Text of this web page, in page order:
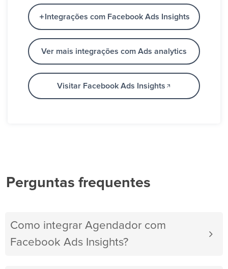
Integrações com Facebook Ads Insights
Ver mais integrações com Ads analytics
Visitar Facebook Ads Insights
Perguntas frequentes
Como integrar Agendador com
Facebook Ads Insights?